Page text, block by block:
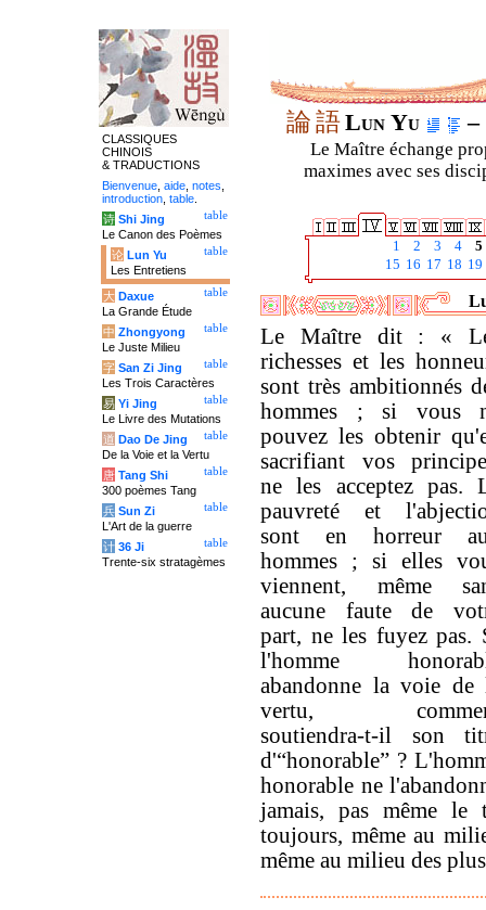
論語Lun Yu –
Le Maître échange
maximes avec ses
1 2 3 4
5
15 16 17 18 19
Le Maître dit : «
richesses et les
sont très ambitionnés
hommes ; si vous
pouvez les obtenir
sacrifiant vos
ne les acceptez pas.
pauvreté et
sont en horreur
hommes ; si elles
viennent, même
aucune faute de
part, ne les fuyez pas.
l'homme
abandonne la voie de
vertu,
soutiendra-t-il son
d'“honorable” ?
honorable ne
jamais, pas même le
toujours, même au
même au milieu des
CLASSIQUES
CHINOIS
& TRADUCTIONS
Bienvenue aide notes
introduction table
table
诗 Shi Jing
Le Canon des Poèmes
table
论 Lun Yu
Les Entretiens
table
大 Daxue
La Grande Étude
table
中 Zhongyong
Le Juste Milieu
table
字 San Zi Jing
Les Trois Caractères
table
易 Yi Jing
Le Livre des Mutations
table
道 Dao De Jing
De la Voie et la Vertu
table
唐 Tang Shi
300 poèmes Tang
table
兵 Sun Zi
L'Art de la guerre
table
计 36 Ji
Trente-six stratagèmes